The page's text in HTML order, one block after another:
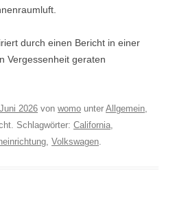
durch einen Bericht in einer
Vergessenheit geraten
2026 von womo unter Allgemein,
Schlagwörter: California,
, Volkswagen.